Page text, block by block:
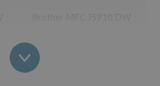
Brother MFC J5930 DW